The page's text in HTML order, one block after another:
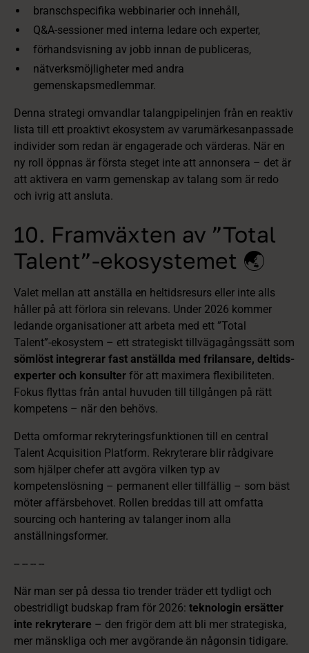
branschspecifika webbinarier och innehåll,
Q&A‑sessioner med interna ledare och experter,
förhandsvisning av jobb innan de publiceras,
nätverksmöjligheter med andra
gemenskapsmedlemmar.
Denna strategi omvandlar talangpipelinjen från en reaktiv
lista till ett proaktivt ekosystem av varumärkesanpassade
individer som redan är engagerade och värderas. När en
ny roll öppnas är första steget inte att annonsera – det är
att aktivera en varm gemenskap av talang som är redo
och ivrig att ansluta.
10. Framväxten av ”Total
Talent”‑ekosystemet 🌏
Valet mellan att anställa en heltidsresurs eller inte alls
håller på att förlora sin relevans. Under 2026 kommer
ledande organisationer att arbeta med ett ”Total
Talent”‑ekosystem – ett strategiskt tillvägagångssätt som
sömlöst integrerar fast anställda med frilansare, deltids­
experter och konsulter för att maximera flexibiliteten.
Fokus flyttas från antal huvuden till tillgången på rätt
kompetens – när den behövs.
Detta omformar rekryteringsfunktionen till en central
Talent Acquisition Platform. Rekryterare blir rådgivare
som hjälper chefer att avgöra vilken typ av
kompetenslösning – permanent eller tillfällig – som bäst
möter affärsbehovet. Rollen breddas till att omfatta
sourcing och hantering av talanger inom alla
anställningsformer.
-- -- -- --
När man ser på dessa tio trender träder ett tydligt och
obestridligt budskap fram för 2026: teknologin ersätter
inte rekryterare – den frigör dem att bli mer strategiska,
mer mänskliga och mer avgörande än någonsin tidigare.